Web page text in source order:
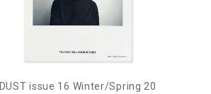
DUST issue 16 Winter/Spring 20